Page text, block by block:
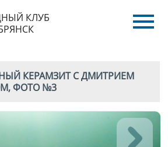
КЛУБ
КЕРАМЗИТ С ДМИТРИЕМ
ФОТО №3